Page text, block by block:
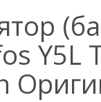
Y5L